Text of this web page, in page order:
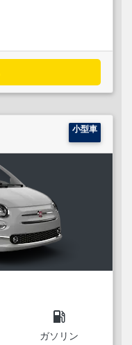
小型車
local_gas_station
ガソリン